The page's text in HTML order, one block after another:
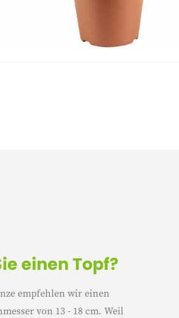
einen Topf?
empfehlen wir einen
von 13 - 18 cm. Weil